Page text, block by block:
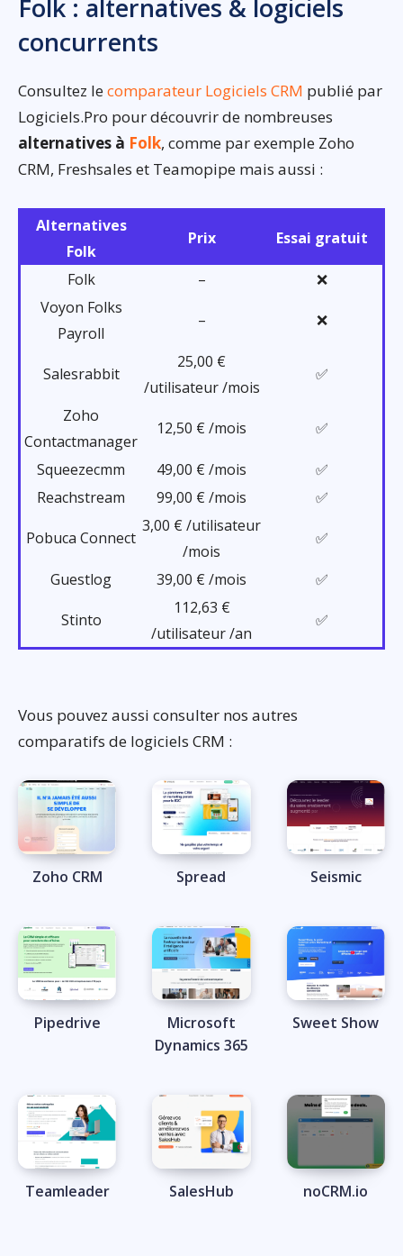
Folk : alternatives & logiciels
concurrents
Consultez lecomparateur Logiciels CRM publié par
Logiciels.Pro pour découvrir de nombreuses
alternatives à Folk, comme par exemple Zoho
CRM, Freshsales et Teamopipe mais aussi :
Alternatives
Folk
Prix Essai gratuit
Folk –
❌
Voyon Folks
Payroll
– ❌
Salesrabbit
25,00 €
/utilisateur /mois
✅
Zoho
Contactmanager
12,50 € /mois ✅
Squeezecmm 49,00 € /mois
✅
Reachstream
99,00 € /mois ✅
Pobuca Connect
3,00 € /utilisateur
/mois
✅
Guestlog 39,00 € /mois ✅
Stinto
112,63 €
/utilisateur /an
✅
Vous pouvez aussi consulter nos autres
comparatifs de logiciels CRM :
Zoho CRM Spread Seismic
Pipedrive
Microsoft
Dynamics 365
Sweet Show
Teamleader SalesHub noCRM.io